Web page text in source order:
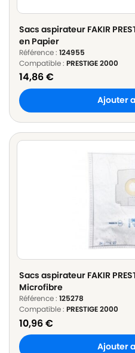
Sacs aspirateur FAKIR
en Papier
Référence : 124955
Compatible : PRESTIGE 2000
14,86€
Ajouter
Sacs aspirateur FAKIR
Microfibre
Référence : 125278
Compatible : PRESTIGE 2000
10,96€
Ajouter